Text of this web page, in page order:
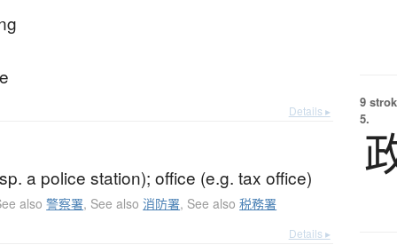
Details ▸
a police station); office (e.g. tax office)
also警察署, See also消防署, See also税務署
Details ▸
9
5.